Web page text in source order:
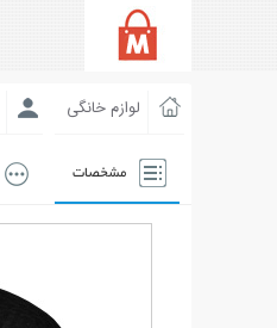
لوازم خانگی
مشخصات